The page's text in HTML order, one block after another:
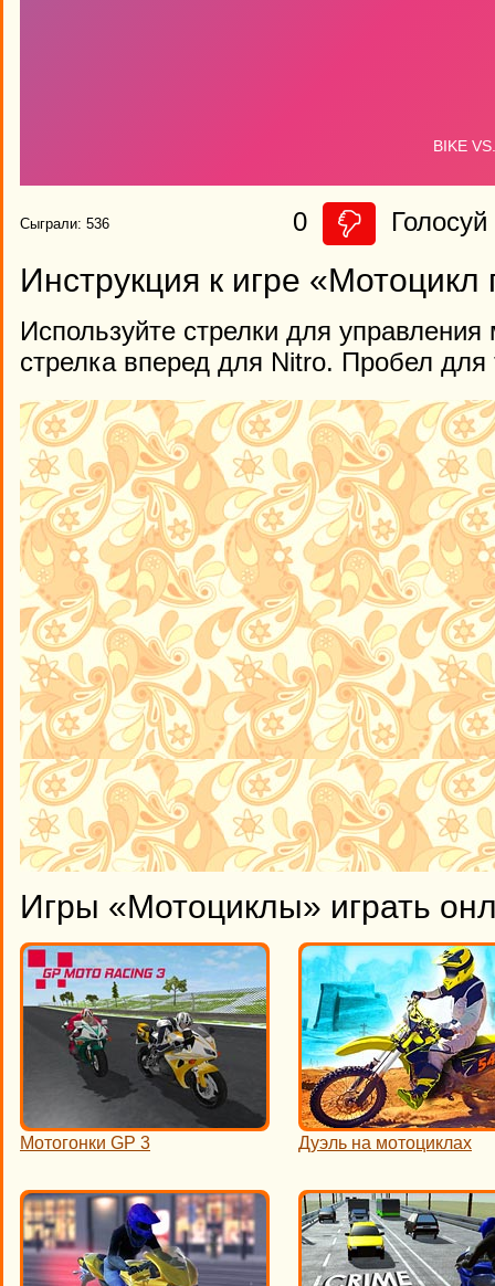
Сыграли: 536 0 Голосуй
Инструкция к игре «Мотоцикл
Используйте стрелки для
стрелка вперед для Nitro. Пробел для
Игры «Мотоциклы» играть
Мотогонки GP 3 Дуэль на мотоциклах